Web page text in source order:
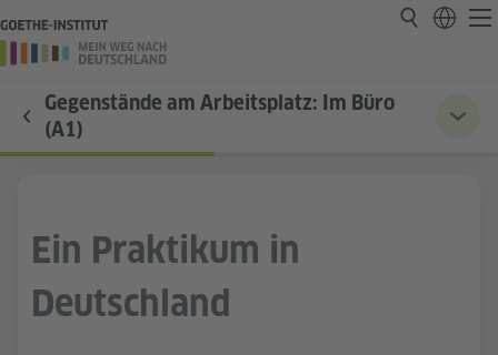
Gegenstände am Arbeitsplatz: Im Büro
(A1)
Ein Praktikum in
Deutschland